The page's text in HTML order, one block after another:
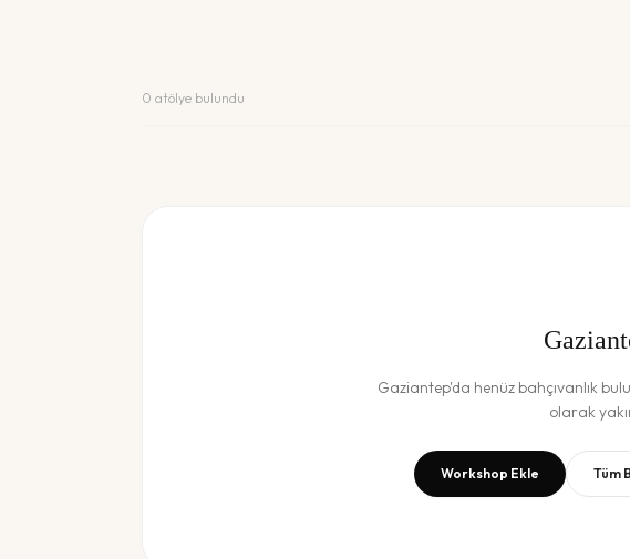
0 atölye bulundu
Gaziantep'da henüzbahçıvanlık
olarak
Workshop Ekle Tüm